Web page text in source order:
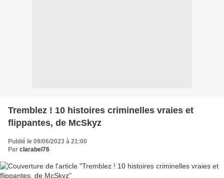
Tremblez ! 10 histoires criminelles vraies et
flippantes, de McSkyz
Publié le 09/06/2023 à 21:00
Par clarabel76